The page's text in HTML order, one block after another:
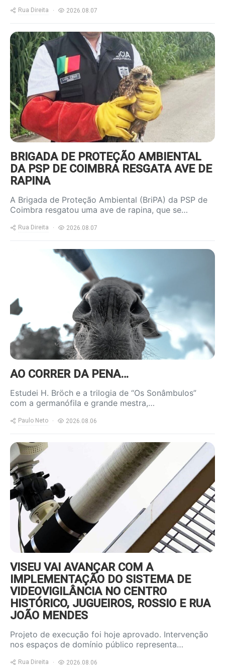
Rua Direita 2026.08.07
https://www.ruadireita.pt/wp-
content/uploads/2026/08/Ave-
resgatada_1-800x600.jpg
BRIGADA DE PROTEÇÃO AMBIENTAL
DA PSP DE COIMBRA RESGATA AVE DE
RAPINA
A Brigada de Proteção Ambiental (BriPA) da PSP de
Coimbra resgatou uma ave de rapina, que se…
Rua Direita 2026.08.07
https://www.ruadireita.pt/wp-
content/uploads/2020/04/burro-
AO CORRER DA PENA…
Estudei H. Bröch e a trilogia de “Os Sonâmbulos”
com a germanófila e grande mestra,…
Paulo Neto 2026.08.06
https://www.ruadireita.pt/wp-
content/uploads/2026/08/videov-
800x600.jpg
VISEU VAI AVANÇAR COM A
IMPLEMENTAÇÃO DO SISTEMA DE
VIDEOVIGILÂNCIA NO CENTRO
HISTÓRICO, JUGUEIROS, ROSSIO E RUA
JOÃO MENDES
Projeto de execução foi hoje aprovado. Intervenção
nos espaços de domínio público representa…
Rua Direita 2026.08.06